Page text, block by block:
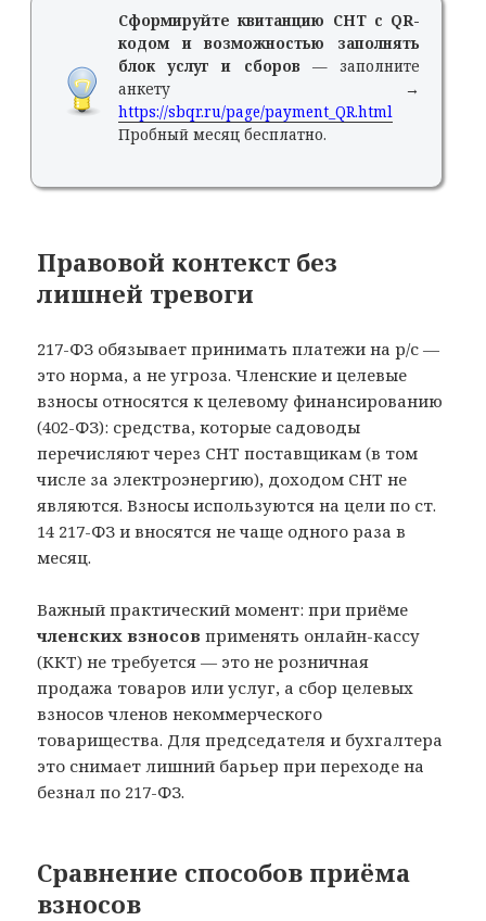
Сформируйте квитанцию СНТ с QR-
кодом и возможностью заполнять
блок услуг и сборов — заполните
анкету →
https://sbqr.ru/page/payment_QR.html
Пробный месяц бесплатно.
Правовой контекст без
лишней тревоги
217-ФЗ обязывает принимать платежи на р/с —
это норма, а не угроза. Членские и целевые
взносы относятся к целевому финансированию
(402-ФЗ): средства, которые садоводы
перечисляют через СНТ поставщикам (в том
числе за электроэнергию), доходом СНТ не
являются. Взносы используются на цели по ст.
14 217-ФЗ и вносятся не чаще одного раза в
месяц.
Важный практический момент: при приёме
членских взносов применять онлайн-кассу
(ККТ) не требуется — это не розничная
продажа товаров или услуг, а сбор целевых
взносов членов некоммерческого
товарищества. Для председателя и бухгалтера
это снимает лишний барьер при переходе на
безнал по 217-ФЗ.
Сравнение способов приёма
взносов